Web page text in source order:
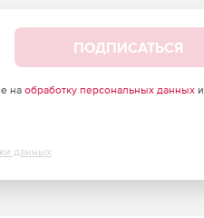
ПОДПИСАТЬСЯ
на обработку персональных данныхи
данных